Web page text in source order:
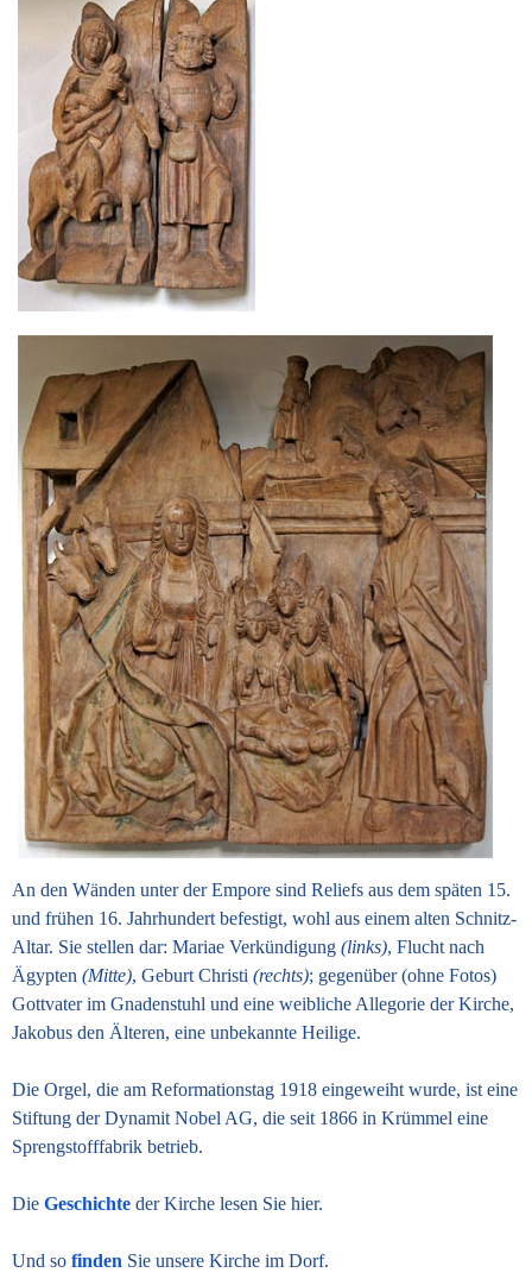
An den Wänden unter der Empore sind Reliefs aus dem späten 15.
und frühen 16. Jahrhundert befestigt, wohl aus einem alten Schnitz-
Altar. Sie stellen dar: Mariae Verkündigung (links), Flucht nach
Ägypten (Mitte), Geburt Christi (rechts); gegenüber (ohne Fotos)
Gottvater im Gnadenstuhl und eine weibliche Allegorie der Kirche,
Jakobus den Älteren, eine unbekannte Heilige.
Die Orgel, die am Reformationstag 1918 eingeweiht wurde, ist eine
Stiftung der Dynamit Nobel AG, die seit 1866 in Krümmel eine
Sprengstofffabrik betrieb.
Die Geschichte der Kirche lesen Sie hier.
Und so finden Sie unsere Kirche im Dorf.